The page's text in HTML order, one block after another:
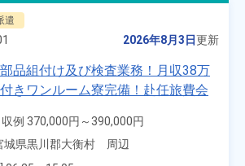
遣
2026年8月3日更新
品組付け及び検査業務！月収38万
きワンルーム寮完備！赴任旅費会
日休み！昇給＆業績賞与あり！
！無料駐車場あり！カップルでの
大衡村》
収例 370,000円～390,000円
給 1,700円～1,700円
城県黒川郡大衡村　周辺